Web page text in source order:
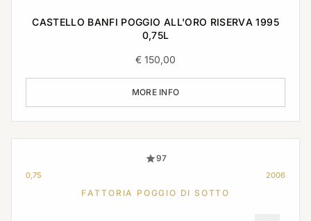
CASTELLO BANFI POGGIO ALL'ORO RISERVA 1995
0,75L
€ 150,00
MORE INFO
97
0,75 2006
FATTORIA POGGIO DI SOTTO